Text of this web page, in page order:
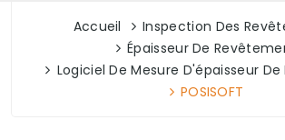
Accueil
Inspection Des
Épaisseur De
Logiciel De Mesure D'épaisseur
POSISOFT